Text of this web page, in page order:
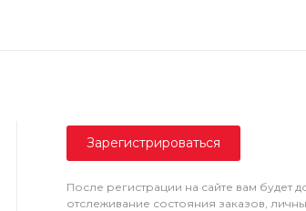
Зарегистрироваться
После регистрации на сайте вам будет
отслеживание состояния заказов,